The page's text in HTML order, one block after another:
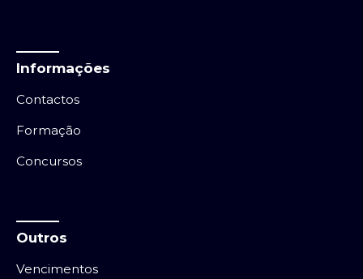
Informações
Contactos
Formação
Concursos
Outros
Vencimentos